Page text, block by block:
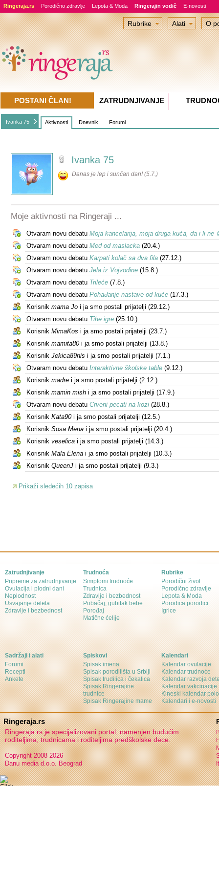
Ringeraja.rs Porodično zdravlje Lepota & Moda Ringerajin vodič E-novosti
Ivanka 75 Aktivnosti Dnevnik Forumi
Ivanka 75
Danas je lep i sunčan dan! (5.7.)
Moje aktivnosti na Ringeraji ...
Otvaram novu debatu Moja kancelarija, moja druga kuća, da i li ne
Otvaram novu debatu Med od maslacka(20.4.)
Otvaram novu debatu Karpati kolač sa dva fila(27.12.)
Otvaram novu debatu Jela iz Vojvodine(15.8.)
Otvaram novu debatu Trileće(7.8.)
Otvaram novu debatu Pohađanje nastave od kuće(17.3.)
Korisnik mama Joi ja smo postali prijatelji (29.12.)
Otvaram novu debatu Tihe igre(25.10.)
Korisnik MimaKos i ja smo postali prijatelji (23.7.)
Korisnik mamita80i ja smo postali prijatelji (13.8.)
Korisnik Jekica89nis i ja smo postali prijatelji (7.1.)
Otvaram novu debatu Interaktivne školske table(9.12.)
Korisnik madrei ja smo postali prijatelji (2.12.)
Korisnik mamin mishi ja smo postali prijatelji (17.9.)
Otvaram novu debatu Crveni pecati na kozi(28.8.)
Korisnik Kata90i ja smo postali prijatelji (12.5.)
Korisnik Sosa Menai ja smo postali prijatelji (20.4.)
Korisnik veselicai ja smo postali prijatelji (14.3.)
Korisnik Mala Elenai ja smo postali prijatelji (10.3.)
Korisnik QueenJi ja smo postali prijatelji (9.3.)
Prikaži sledećih 10 zapisa
Rubrike Alati O
POSTANI ČLAN! ZATRUDNJIVANJE
Zatrudnjivanje
Pripreme za zatrudnjivanje
Ovulacija i plodni dani
Neplodnost
Usvajanje deteta
Zdravlje i bezbednost
Trudnoća
Simptomi trudnoće
Trudnica
Zdravlje i bezbednost
Pobačaj, gubitak bebe
Porođaj
Matične ćelije
Rubrike
Porodični život
Porodično zdravlje
Lepota & Moda
Porodica porodici
Igrice
Sadržaji i alati
Forumi
Recepti
Ankete
Spiskovi
Spisak imena
Spisak porodilišta u Srbiji
Spisak trudilica i čekalica
Spisak Ringerajine
trudnice
Spisak Ringerajine mame
Kalendari
Kalendar ovulacije
Kalendar trudnoće
Kalendar razvoja
Kalendar vakcinacije
Kineski kalendar
Kalendari i e-novosti
Ringeraja.rs
Ringeraja.rs je specijalizovani portal, namenjen budućim
roditeljima, trudnicama i roditeljima predškolske dece.
Copyright 2008-2026
Danu media d.o.o. Beograd